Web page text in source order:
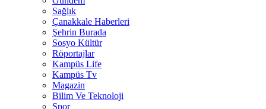
Sağlık
Çanakkale Haberleri
Şehrin Burada
Sosyo Kültür
Röportajlar
Kampüs Life
Kampüs Tv
Magazin
Bilim Ve Teknoloji
Spor